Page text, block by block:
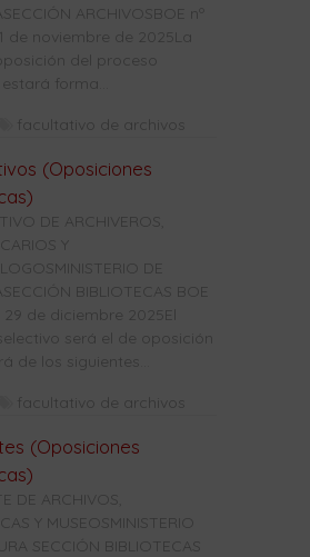
ARCHIVOSBOE nº
de noviembre de 2025La
del proceso
forma...
facultativo de archivos
(Oposiciones
DE ARCHIVEROS,
Y
DE
BIBLIOTECAS BOE
29 de diciembre 2025El
será el de oposición
de los siguientes...
facultativo de archivos
(Oposiciones
DE ARCHIVOS,
Y MUSEOSMINISTERIO
SECCIÓN BIBLIOTECAS